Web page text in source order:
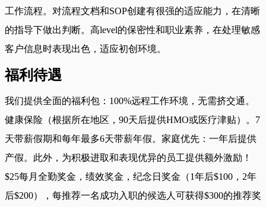
工作流程。对流程文档和SOP创建有很强的适应能力，在清晰
的指导下做出判断。高level的保密性和职业素养，在处理敏感
客户信息时表现出色，适应初创环境。
福利待遇
我们提供全面的福利包：100%远程工作环境，无需挤交通。
健康保险（根据所在地区，90天后提供HMO或医疗津贴）。7
天带薪假期和每年最多6天带薪年假。家庭优先：一年后提供
产假。此外，为积极进取和表现优异的员工提供额外激励！
$25每月全勤奖金，绩效奖金，纪念日奖金（1年后$100，2年
后$200），每推荐一名成功入职的候选人可获得$300的推荐奖